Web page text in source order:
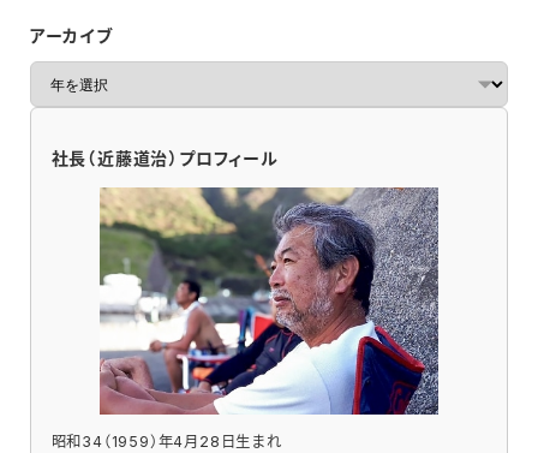
アーカイブ
ア
ー
社長（近藤道治）プロフィール
昭和34（1959）年4月28日生まれ